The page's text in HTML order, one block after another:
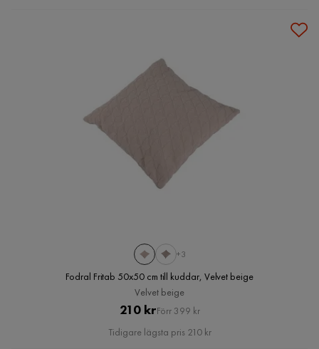
+3
Fodral Fritab 50x50 cm till kuddar, Velvet beige
Velvet beige
Pris
210 krOriginal
Pris
Förr 399 kr
Tidigare lägsta pris 210 kr